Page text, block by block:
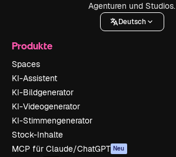
Agenturen und Studios.
Deutsch
Produkte
Spaces
KI-Assistent
KI-Bildgenerator
KI-Videogenerator
KI-Stimmengenerator
Stock-Inhalte
MCP für Claude/ChatGPT Neu